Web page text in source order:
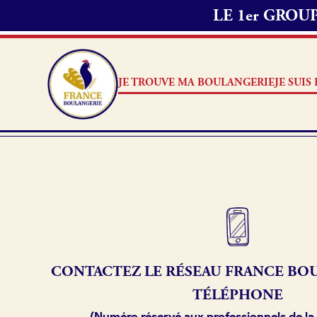
LE 1er
JE TROUVE MA BOULANGERIEJE SUIS
Je suis boulanger
Je découvre France
Pourquoi adhérer à France
Je référence ma boulangerie
CONTACTEZ LE RÉSEAUFRANCE
TÉLÉPHONE